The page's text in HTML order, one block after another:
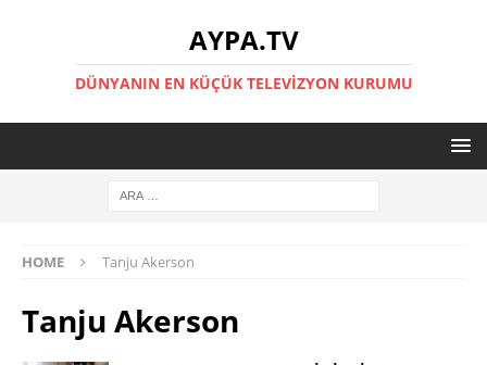
AYPA.TV
DÜNYANIN EN KÜÇÜK TELEVIZYON KURUMU
HOME Tanju Akerson
Tanju Akerson